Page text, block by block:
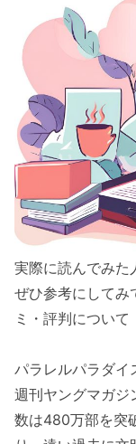
実際に読んでみた
ぜひ参考にしてみ
ミ・評判について
パラレルパラダイ
週刊ヤングマガジ
数は480万部を突